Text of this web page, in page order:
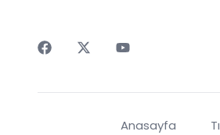
Anasayfa